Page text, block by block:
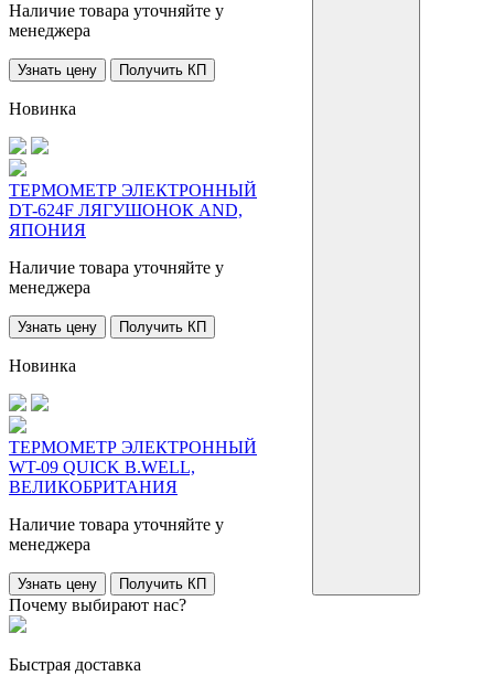
Наличие товара уточняйте у
менеджера
Узнать цену Получить КП
Новинка
ТЕРМОМЕТР ЭЛЕКТРОННЫЙ
DT-624F ЛЯГУШОНОК AND,
ЯПОНИЯ
Наличие товара уточняйте у
менеджера
Узнать цену Получить КП
Новинка
ТЕРМОМЕТР ЭЛЕКТРОННЫЙ
WT-09 QUICK B.WELL,
ВЕЛИКОБРИТАНИЯ
Наличие товара уточняйте у
менеджера
Узнать цену Получить КП
Почему выбирают нас?
Быстрая доставка